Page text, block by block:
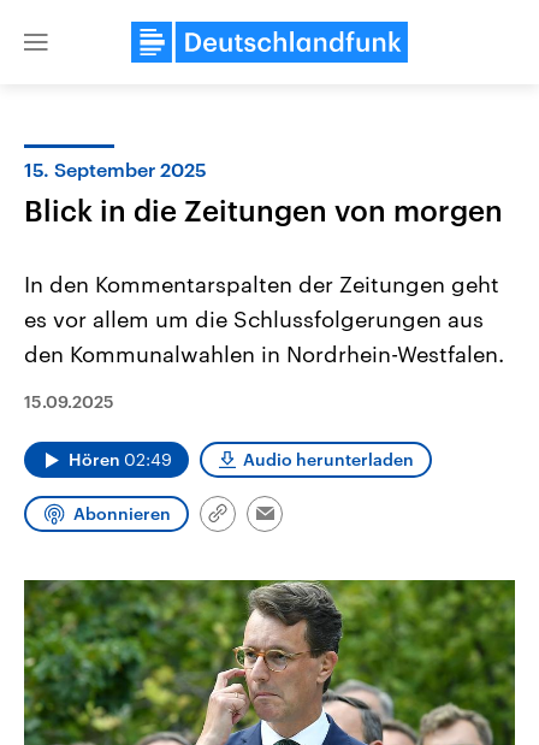
Close
2026
Alle Informationen
Sachsen-Anhalt wählt am 6.
September 2026 einen neuen
Landtag. Seit 2021 wird das
Bundesland von einer Koalition aus
Wahlprogramme, aktuelle Berichte
und Hintergründe zu den Parteien
und Kandidaten der anstehenden
Wahl.
Aktuelle Beiträge,
Hintergründe
Wirtschaftlich und
Sendungen Programm Podcasts
Audio-Archiv
15. September 2025
Blick in die Zeitungen von morgen
In den Kommentarspalten der Zeitungen geht
es vor allem um die Schlussfolgerungen aus
den Kommunalwahlen in Nordrhein-Westfalen.
15.09.2025
Hören 02:49 Audio herunterladen
Abonnieren
Link
Email